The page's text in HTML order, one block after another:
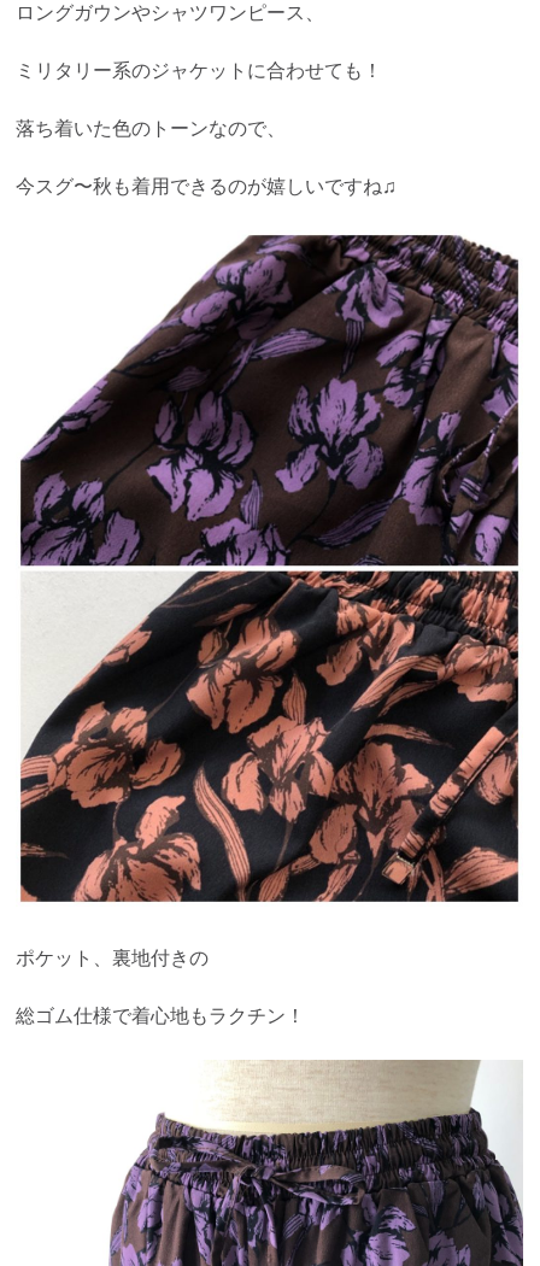
ロングガウンやシャツワンピース、
ミリタリー系のジャケットに合わせても！
落ち着いた色のトーンなので、
今スグ〜秋も着用できるのが嬉しいですね♫
ポケット、裏地付きの
総ゴム仕様で着心地もラクチン！